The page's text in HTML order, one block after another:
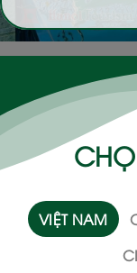
VIỆT NAM